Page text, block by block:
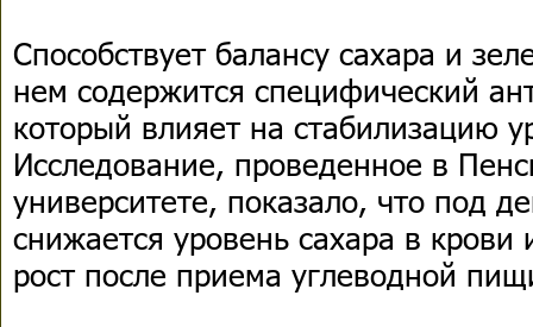
Способствует балансу сахара и
нем содержится специфический
который влияет на стабилизацию
Исследование, проведенное в
университете, показало, что под
снижается уровень сахара в крови
рост после приема углеводной